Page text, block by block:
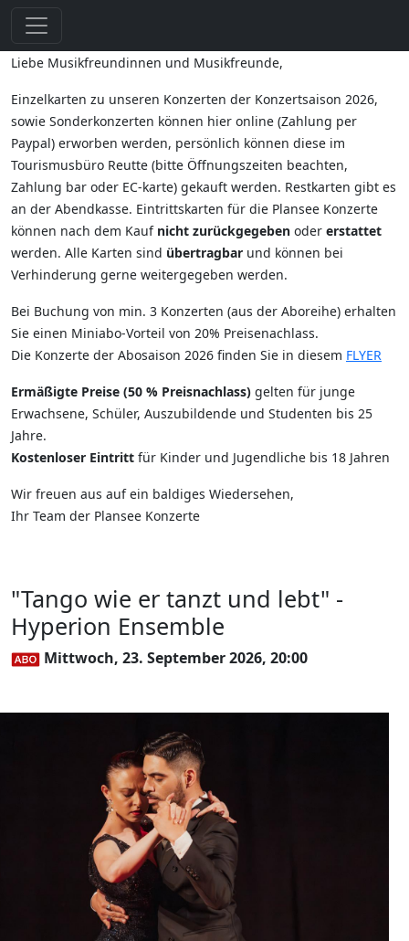
Liebe Musikfreundinnen und Musikfreunde,
Einzelkarten zu unseren Konzerten der Konzertsaison 2026,
sowie Sonderkonzerten können hier online (Zahlung per
Paypal) erworben werden, persönlich können diese im
Tourismusbüro Reutte (bitte Öffnungszeiten beachten,
Zahlung bar oder EC-karte) gekauft werden. Restkarten gibt es
an der Abendkasse. Eintrittskarten für die Plansee Konzerte
können nach dem Kauf nicht zurückgegeben oder erstattet
werden. Alle Karten sind übertragbar und können bei
Verhinderung gerne weitergegeben werden.
Bei Buchung von min. 3 Konzerten (aus der Aboreihe) erhalten
Sie einen Miniabo-Vorteil von 20% Preisenachlass.
Die Konzerte der Abosaison 2026 finden Sie in diesem FLYER
Ermäßigte Preise (50 % Preisnachlass) gelten für junge
Erwachsene, Schüler, Auszubildende und Studenten bis 25
Jahre.
Kostenloser Eintritt für Kinder und Jugendliche bis 18 Jahren
Wir freuen aus auf ein baldiges Wiedersehen,
Ihr Team der Plansee Konzerte
"Tango wie er tanzt und lebt" -
Hyperion Ensemble
Mittwoch, 23. September 2026, 20:00